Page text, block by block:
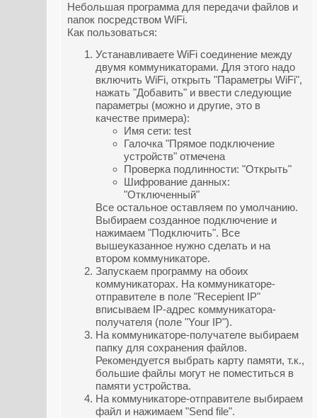
Небольшая программа для передачи файлов и
папок посредством WiFi.
Как пользоваться:
Устанавливаете WiFi соединение между
двумя коммуникаторами. Для этого надо
включить WiFi, открыть "Параметры WiFi",
нажать "Добавить" и ввести следующие
параметры (можно и другие, это в
качестве примера):
Имя сети: test
Галочка "Прямое подключение
устройств" отмечена
Проверка подлинности: "Открыть"
Шифрование данных:
"Отключенный"
Все остальное оставляем по умолчанию.
Выбираем созданное подключение и
нажимаем "Подключить". Все
вышеуказанное нужно сделать и на
втором коммуникаторе.
Запускаем программу на обоих
коммуникаторах. На коммуникаторе-
отправителе в поле "Recepient IP"
вписываем IP-адрес коммуникатора-
получателя (поле "Your IP").
На коммуникаторе-получателе выбираем
папку для сохранения файлов.
Рекомендуется выбрать карту памяти, т.к.,
большие файлы могут не поместиться в
памяти устройства.
На коммуникаторе-отправителе выбираем
файл и нажимаем "Send file".